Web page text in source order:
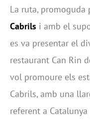
La ruta, promoguda
Cabrils i amb el
es va presentar el
restaurant Can Rin
vol promoure els
Cabrils, amb una
referent a